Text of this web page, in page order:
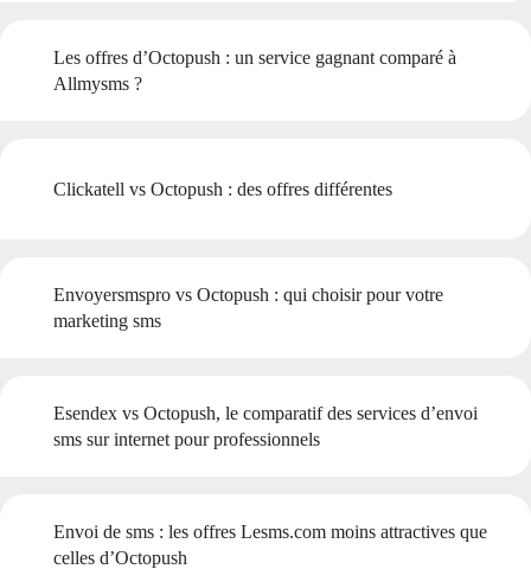
Les offres d’Octopush : un service gagnant comparé à
Allmysms ?
Clickatell vs Octopush : des offres différentes
Envoyersmspro vs Octopush : qui choisir pour votre
marketing sms
Esendex vs Octopush, le comparatif des services d’envoi
sms sur internet pour professionnels
Envoi de sms : les offres Lesms.com moins attractives que
celles d’Octopush